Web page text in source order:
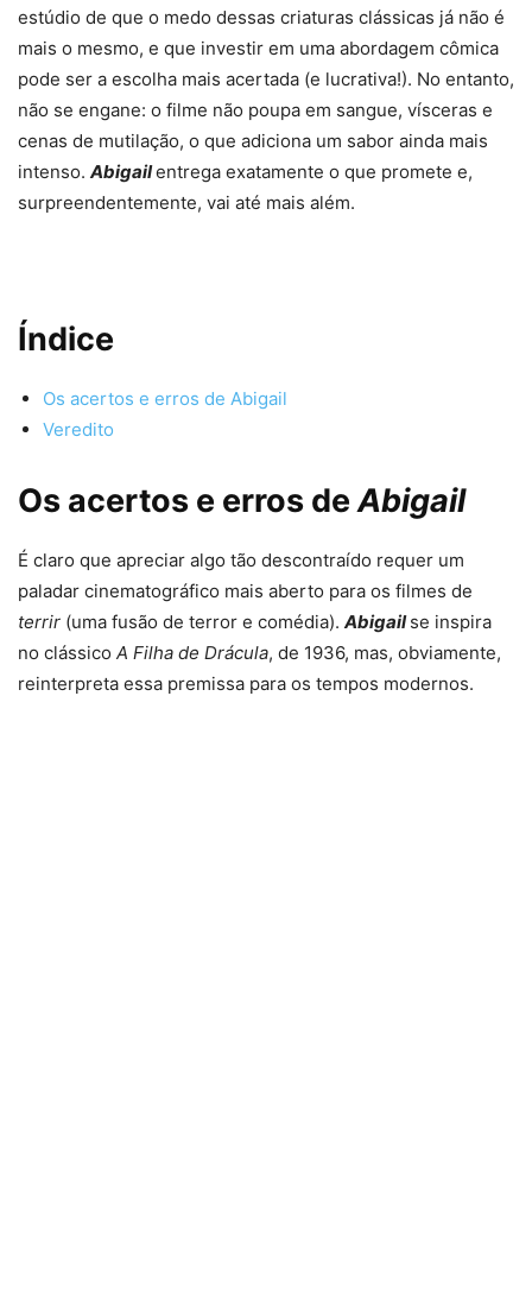
estúdio de que o medo dessas criaturas clássicas já não é
mais o mesmo, e que investir em uma abordagem cômica
pode ser a escolha mais acertada (e lucrativa!). No entanto,
não se engane: o filme não poupa em sangue, vísceras e
cenas de mutilação, o que adiciona um sabor ainda mais
intenso. Abigailentrega exatamente o que promete e,
surpreendentemente, vai até mais além.
Índice
Os acertos e erros de Abigail
Veredito
Os acertos e erros deAbigail
É claro que apreciar algo tão descontraído requer um
paladar cinematográfico mais aberto para os filmes de
terrir (uma fusão de terror e comédia). Abigailse inspira
no clássico A Filha de Drácula, de 1936, mas, obviamente,
reinterpreta essa premissa para os tempos modernos.